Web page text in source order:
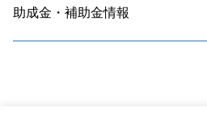
助成金・補助金情報